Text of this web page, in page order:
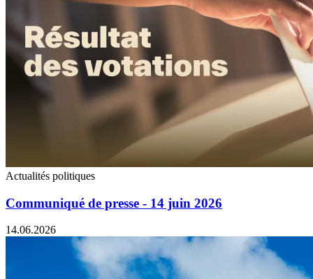
Actualités politiques
Communiqué de presse - 14 juin 2026
14.06.2026